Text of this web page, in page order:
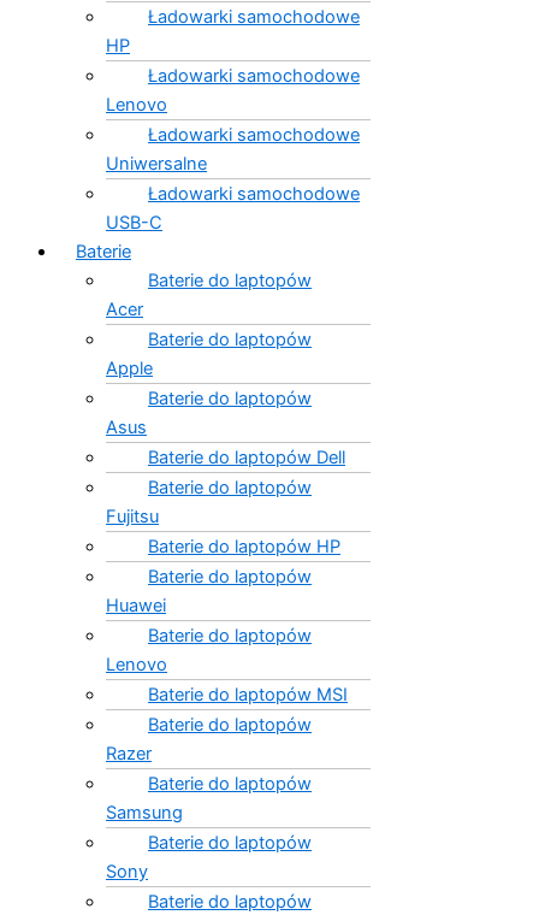
Ładowarki samochodowe
HP
Ładowarki samochodowe
Lenovo
Ładowarki samochodowe
Uniwersalne
Ładowarki samochodowe
USB-C
Baterie
Baterie do laptopów
Acer
Baterie do laptopów
Apple
Baterie do laptopów
Asus
Baterie do laptopów Dell
Baterie do laptopów
Fujitsu
Baterie do laptopów HP
Baterie do laptopów
Huawei
Baterie do laptopów
Lenovo
Baterie do laptopów MSI
Baterie do laptopów
Razer
Baterie do laptopów
Samsung
Baterie do laptopów
Sony
Baterie do laptopów